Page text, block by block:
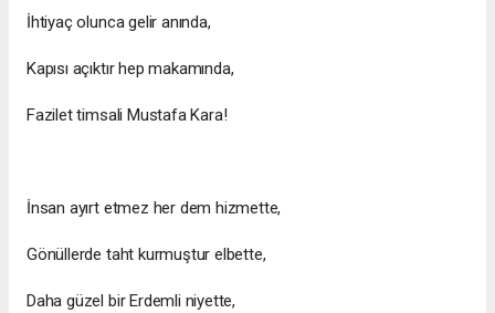
İhtiyaç olunca gelir anında,
Kapısı açıktır hep makamında,
Fazilet timsali Mustafa Kara!
İnsan ayırt etmez her dem hizmette,
Gönüllerde taht kurmuştur elbette,
Daha güzel bir Erdemli niyette,